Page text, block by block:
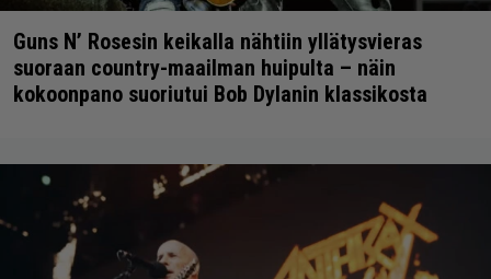
Guns N’ Rosesin keikalla nähtiin yllätysvieras
suoraan country-maailman huipulta – näin
kokoonpano suoriutui Bob Dylanin klassikosta